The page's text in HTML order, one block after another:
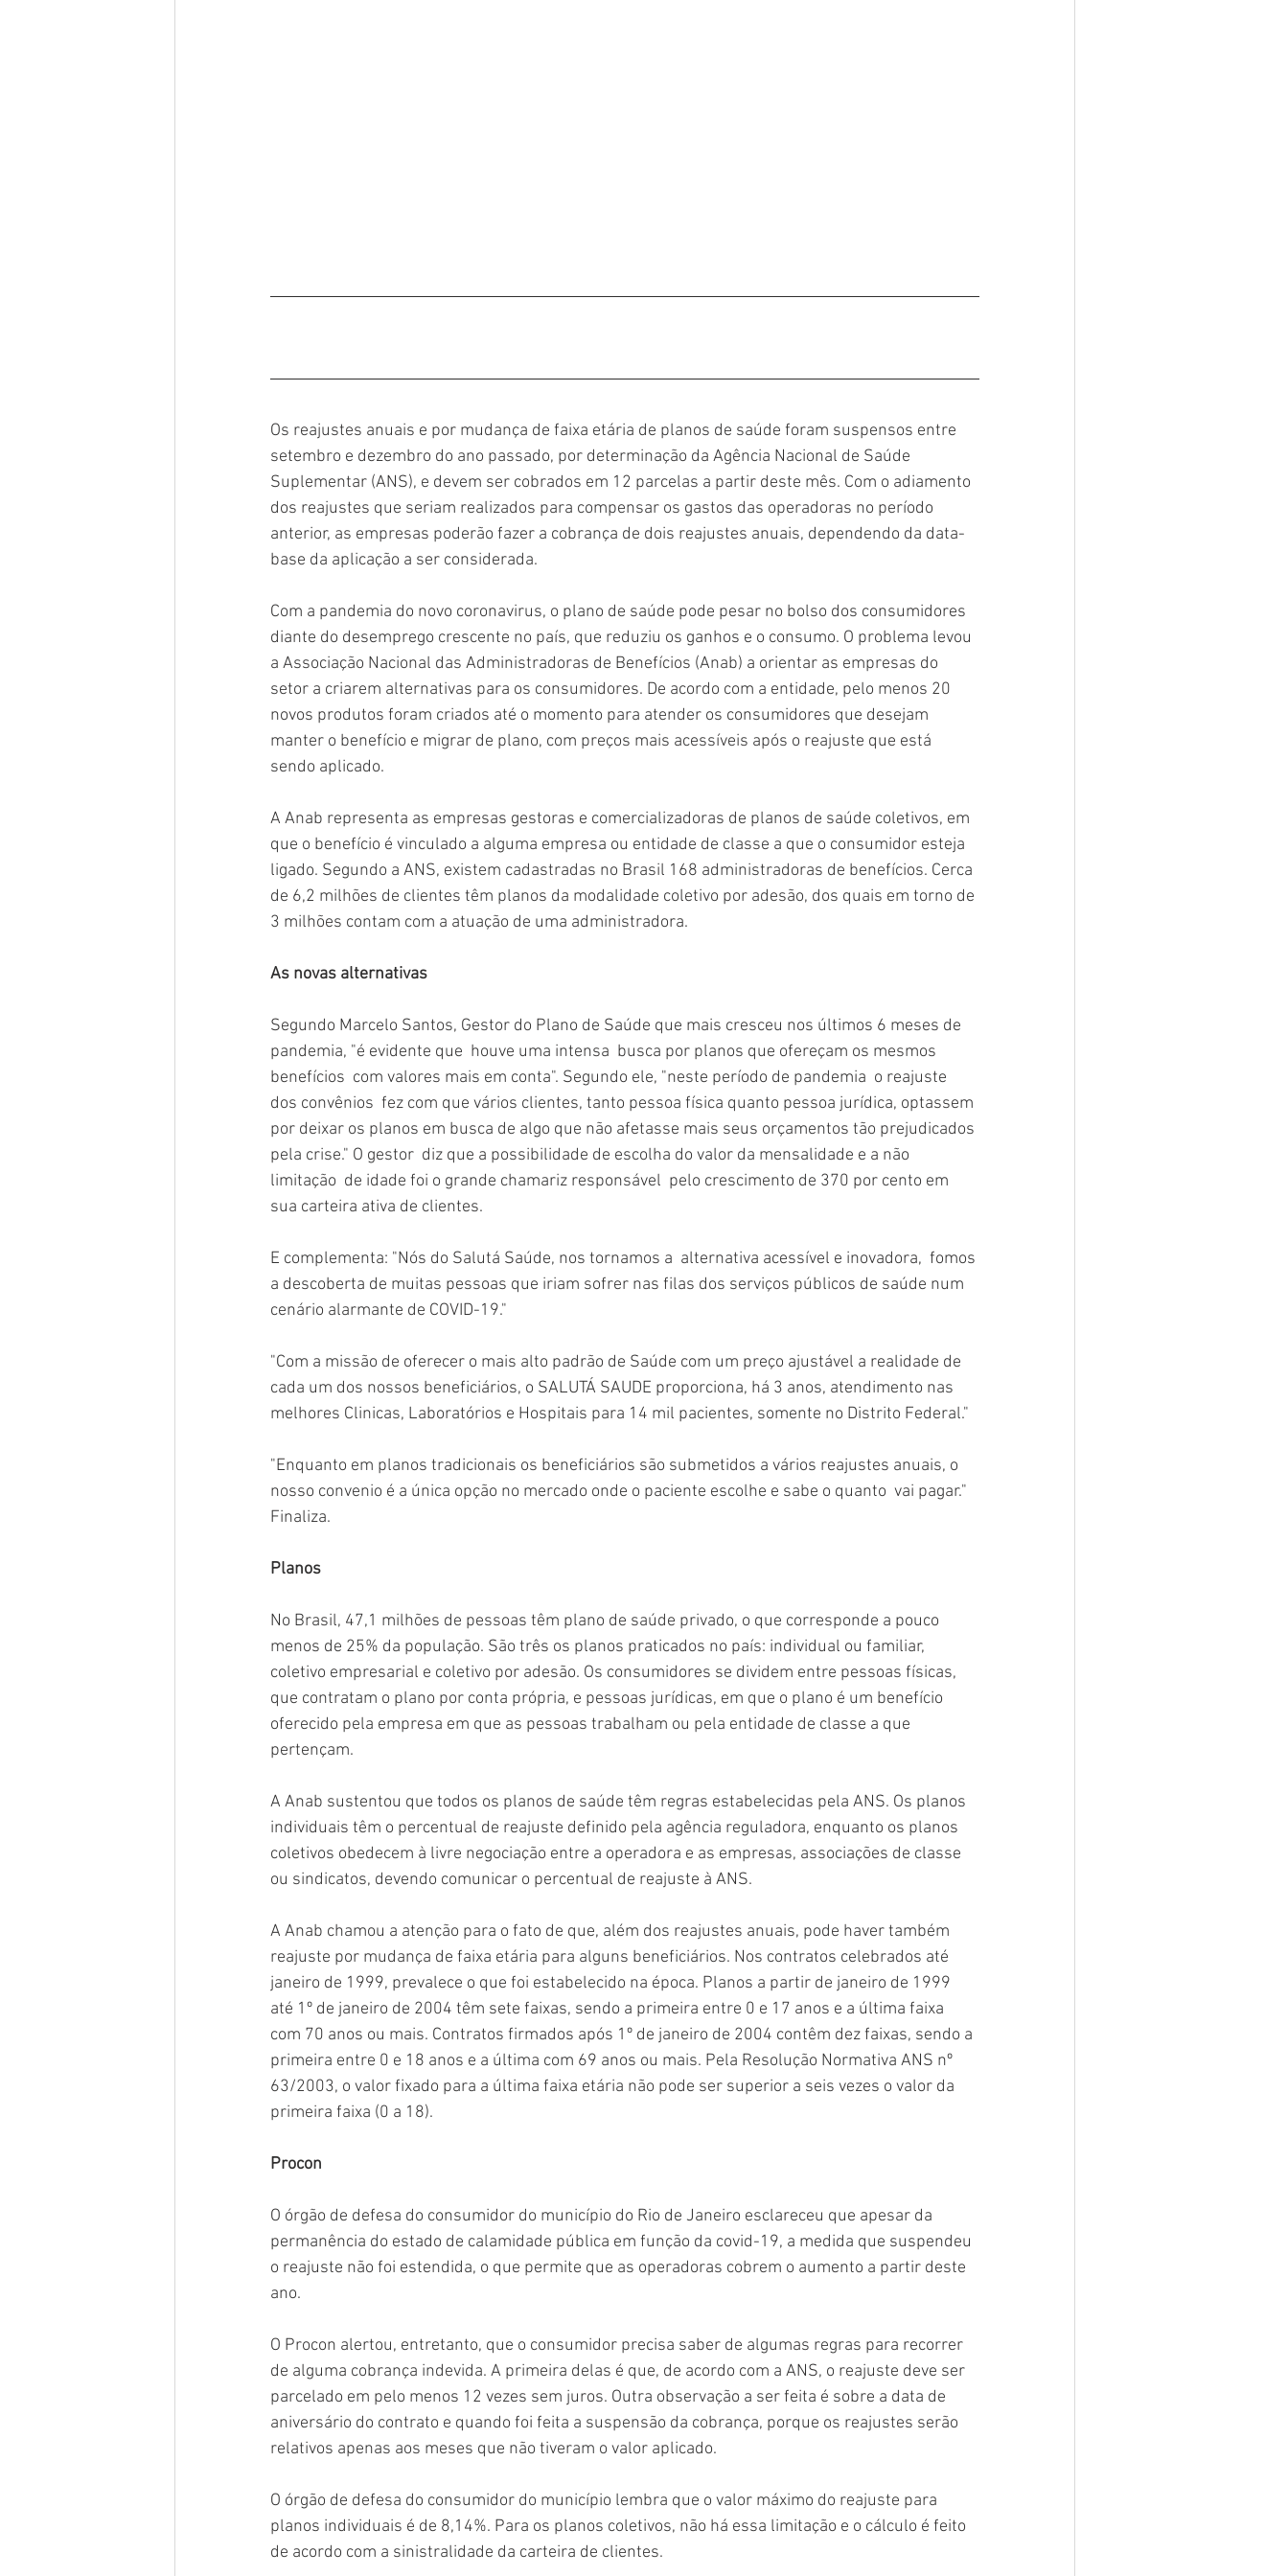
Os reajustes anuais e por mudança de faixa etária de planos de saúde foram suspensos entre
setembro e dezembro do ano passado, por determinação da Agência Nacional de Saúde
Suplementar (ANS), e devem ser cobrados em 12 parcelas a partir deste mês. Com o adiamento
dos reajustes que seriam realizados para compensar os gastos das operadoras no período
anterior, as empresas poderão fazer a cobrança de dois reajustes anuais, dependendo da data-
base da aplicação a ser considerada.
Com a pandemia do novo coronavirus, o plano de saúde pode pesar no bolso dos consumidores
diante do desemprego crescente no país, que reduziu os ganhos e o consumo. O problema levou
a Associação Nacional das Administradoras de Benefícios (Anab) a orientar as empresas do
setor a criarem alternativas para os consumidores. De acordo com a entidade, pelo menos 20
novos produtos foram criados até o momento para atender os consumidores que desejam
manter o benefício e migrar de plano, com preços mais acessíveis após o reajuste que está
sendo aplicado.
A Anab representa as empresas gestoras e comercializadoras de planos de saúde coletivos, em
que o benefício é vinculado a alguma empresa ou entidade de classe a que o consumidor esteja
ligado. Segundo a ANS, existem cadastradas no Brasil 168 administradoras de benefícios. Cerca
de 6,2 milhões de clientes têm planos da modalidade coletivo por adesão, dos quais em torno de
3 milhões contam com a atuação de uma administradora.
As novas alternativas
Segundo Marcelo Santos, Gestor do Plano de Saúde que mais cresceu nos últimos 6 meses de
pandemia, "é evidente que  houve uma intensa  busca por planos que ofereçam os mesmos
benefícios  com valores mais em conta". Segundo ele, "neste período de pandemia  o reajuste
dos convênios  fez com que vários clientes, tanto pessoa física quanto pessoa jurídica, optassem
por deixar os planos em busca de algo que não afetasse mais seus orçamentos tão prejudicados
pela crise." O gestor  diz que a possibilidade de escolha do valor da mensalidade e a não
limitação  de idade foi o grande chamariz responsável  pelo crescimento de 370 por cento em
sua carteira ativa de clientes.
E complementa: "Nós do Salutá Saúde, nos tornamos a  alternativa acessível e inovadora,  fomos
a descoberta de muitas pessoas que iriam sofrer nas filas dos serviços públicos de saúde num
cenário alarmante de COVID-19."
"Com a missão de oferecer o mais alto padrão de Saúde com um preço ajustável a realidade de
cada um dos nossos beneficiários, o SALUTÁ SAUDE proporciona, há 3 anos, atendimento nas
melhores Clinicas, Laboratórios e Hospitais para 14 mil pacientes, somente no Distrito Federal."
"Enquanto em planos tradicionais os beneficiários são submetidos a vários reajustes anuais, o
nosso convenio é a única opção no mercado onde o paciente escolhe e sabe o quanto  vai pagar."
Finaliza.
Planos
No Brasil, 47,1 milhões de pessoas têm plano de saúde privado, o que corresponde a pouco
menos de 25% da população. São três os planos praticados no país: individual ou familiar,
coletivo empresarial e coletivo por adesão. Os consumidores se dividem entre pessoas físicas,
que contratam o plano por conta própria, e pessoas jurídicas, em que o plano é um benefício
oferecido pela empresa em que as pessoas trabalham ou pela entidade de classe a que
pertençam.
A Anab sustentou que todos os planos de saúde têm regras estabelecidas pela ANS. Os planos
individuais têm o percentual de reajuste definido pela agência reguladora, enquanto os planos
coletivos obedecem à livre negociação entre a operadora e as empresas, associações de classe
ou sindicatos, devendo comunicar o percentual de reajuste à ANS.
A Anab chamou a atenção para o fato de que, além dos reajustes anuais, pode haver também
reajuste por mudança de faixa etária para alguns beneficiários. Nos contratos celebrados até
janeiro de 1999, prevalece o que foi estabelecido na época. Planos a partir de janeiro de 1999
até 1º de janeiro de 2004 têm sete faixas, sendo a primeira entre 0 e 17 anos e a última faixa
com 70 anos ou mais. Contratos firmados após 1º de janeiro de 2004 contêm dez faixas, sendo a
primeira entre 0 e 18 anos e a última com 69 anos ou mais. Pela Resolução Normativa ANS nº
63/2003, o valor fixado para a última faixa etária não pode ser superior a seis vezes o valor da
primeira faixa (0 a 18).
Procon
O órgão de defesa do consumidor do município do Rio de Janeiro esclareceu que apesar da
permanência do estado de calamidade pública em função da covid-19, a medida que suspendeu
o reajuste não foi estendida, o que permite que as operadoras cobrem o aumento a partir deste
ano.
O Procon alertou, entretanto, que o consumidor precisa saber de algumas regras para recorrer
de alguma cobrança indevida. A primeira delas é que, de acordo com a ANS, o reajuste deve ser
parcelado em pelo menos 12 vezes sem juros. Outra observação a ser feita é sobre a data de
aniversário do contrato e quando foi feita a suspensão da cobrança, porque os reajustes serão
relativos apenas aos meses que não tiveram o valor aplicado.
O órgão de defesa do consumidor do município lembra que o valor máximo do reajuste para
planos individuais é de 8,14%. Para os planos coletivos, não há essa limitação e o cálculo é feito
de acordo com a sinistralidade da carteira de clientes.